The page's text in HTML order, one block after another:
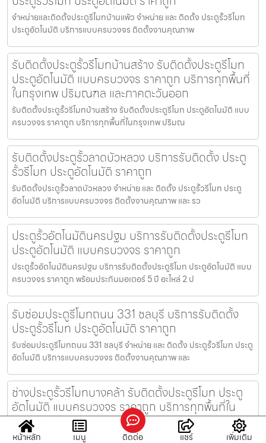
จำหน่ายและติดตั้งประตูรีโมทบ้านแพ้ว จำหน่าย และ ติดตั้ง ประตูรั้วรีโมท
ประตูอัตโนมัติ บริการแบบครบวงจร ติดตั้งงานคุณภาพ
รับติดตั้งประตูรั้วรีโมทบ้านสร้าง รับติดตั้งประตูรีโมท
ประตูอัตโนมัติ แบบครบวงจร ราคาถูก บริการทุกพื้นที่
ในกรุงเทพ ปริมณฑล และภาคตะวันออก
รับติดตั้งประตูรั้วรีโมทบ้านสร้าง รับติดตั้งประตูรีโมท ประตูอัตโนมัติ แบบ
ครบวงจร ราคาถูก บริการทุกพื้นที่ในกรุงเทพ ปริมณ
รับติดตั้งประตูรั้วลาดบัวหลวง บริการรับติดตั้ง ประตู
รั้วรีโมท ประตูอัตโนมัติ ราคาถูก
รับติดตั้งประตูรั้วลาดบัวหลวง จำหน่าย และ ติดตั้ง ประตูรั้วรีโมท ประตู
อัตโนมัติ บริการแบบครบวงจร ติดตั้งงานคุณภาพ และ รว
ประตูรั้วอัตโนมัตินครปฐม บริการรับติดตั้งประตูรีโมท
ประตูอัตโนมัติ แบบครบวงจร ราคาถูก
ประตูรั้วอัตโนมัตินครปฐม บริการรับติดตั้งประตูรีโมท ประตูอัตโนมัติ แบบ
ครบวงจร ราคาถูก พร้อมประกันมอเตอร์ 5 ปี อะไหล่ 2 ป
รับซ่อมประตูรีโมทถนน 331 ชลบุรี บริการรับติดตั้ง
ประตูรั้วรีโมท ประตูอัตโนมัติ ราคาถูก
รับซ่อมประตูรีโมทถนน 331 ชลบุรี จำหน่าย และ ติดตั้ง ประตูรั้วรีโมท ประตู
อัตโนมัติ บริการแบบครบวงจร ติดตั้งงานคุณภาพ และ
ช่างประตูรั้วรีโมทบางคล้า รับติดตั้งประตูรีโมท ประตู
อัตโนมัติ แบบครบวงจร ราคาถูก บริการทุกพื้นที่ใน
กรุงเทพ ปริมณฑล และภาคตะวันออก
ช่างประตูรั้วรีโมทบางคล้า รับติดตั้งประตูรีโมท ประตูอัตโนมัติ แบบครบ
หน้าหลัก เมนู ติดต่อ แชร์ เพิ่มเติม